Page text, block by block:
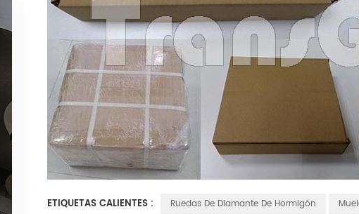
ETIQUETAS CALIENTES : Ruedas De Diamante De Hormigón